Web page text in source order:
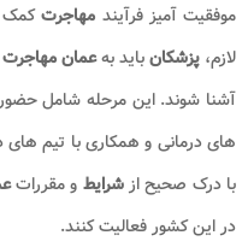
موفقیت آمیز فرآیند مهاجرتکمک
لازم،پزشکانباید بهعمان
آشنا شوند. این مرحله شامل
های درمانی و همکاری با تیم
با درک صحیح ازشرایط و مقررات
در این کشور فعالیت کنند.